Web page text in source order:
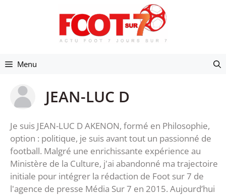
Menu
JEAN-LUC D
Je suis JEAN-LUC D AKENON, formé en Philosophie,
option : politique, je suis avant tout un passionné de
football. Malgré une enrichissante expérience au
Ministère de la Culture, j'ai abandonné ma trajectoire
initiale pour intégrer la rédaction de Foot sur 7 de
l'agence de presse Média Sur 7 en 2015. Aujourd’hui